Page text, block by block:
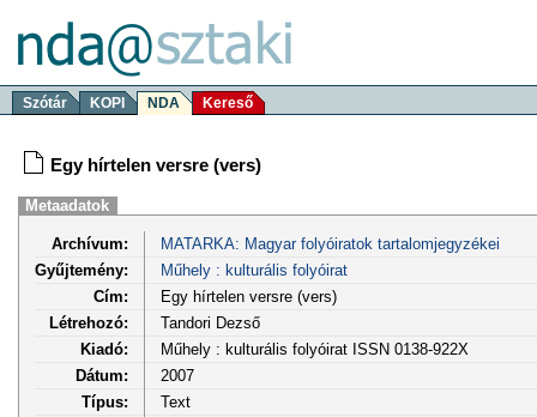
Szótár KOPI NDA Kereső
Egy hírtelen versre (vers)
Metaadatok
Archívum:
MATARKA: Magyar folyóiratok tartalomjegyzékei
Gyűjtemény:
Műhely : kulturális folyóirat
Cím:
Egy hírtelen versre (vers)
Létrehozó:
Tandori Dezső
Kiadó:
Műhely : kulturális folyóirat ISSN 0138-922X
Dátum:
2007
Típus:
Text